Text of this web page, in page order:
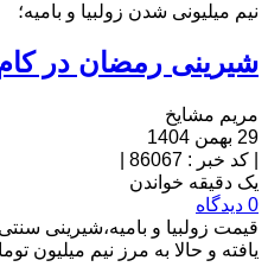
نیم میلیونی شدن زولبیا و بامیه؛
شیرینی رمضان در
مریم مشایخ
29 بهمن 1404
کد خبر : 86067
یک دقیقه خواندن
0 دیدگاه
قیمت زولبیا و بامیه،شیرینی
یافته و حالا به مرز نیم میلیون